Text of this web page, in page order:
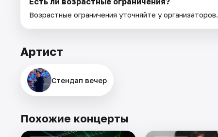
Возрастные ограничения уточняйте у организаторов.
Артист
Стендап вечер
Похожие концерты